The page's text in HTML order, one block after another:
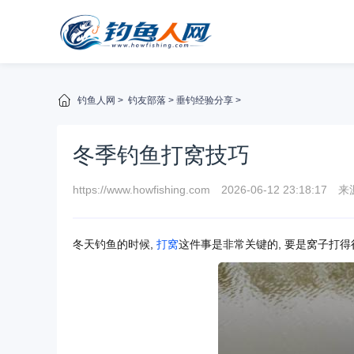
钓鱼人网 > 钓友部落 > 垂钓经验分享 >
冬季钓鱼打窝技巧
https://www.howfishing.com 2026-06-12 23:18:17 来
冬天钓鱼的时候, 打窝这件事是非常关键的, 要是窝子打